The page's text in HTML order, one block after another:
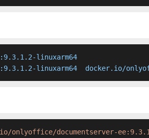
linuxarm64
linuxarm64  docker.io/
onlyoffice/documentserver-